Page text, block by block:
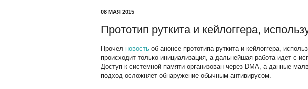
08 МАЯ 2015
Прототип руткита и кейлоггера,
Прочел новость об анонсе прототипа руткита и кейлоггера,
происходит только инициализация, а дальнейшая работа идет с
Доступ к системной памяти организован через DMA, а данные
подход осложняет обнаружение обычным антивирусом.